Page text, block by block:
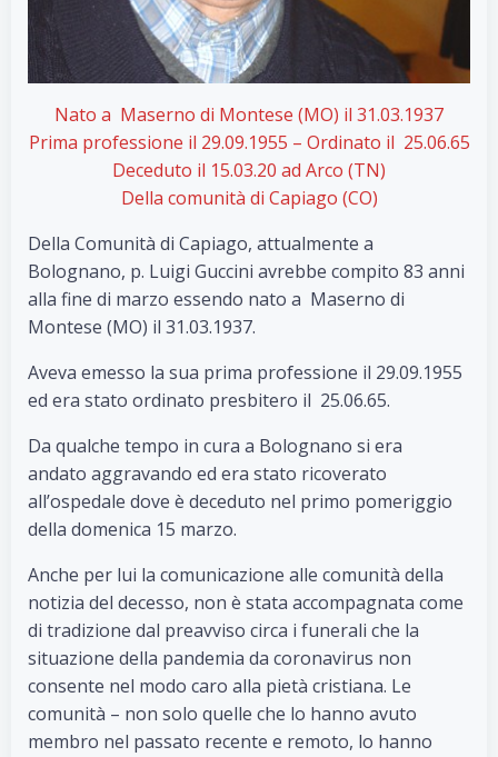
Nato a Maserno di Montese (MO) il 31.03.1937
Prima professione il 29.09.1955 – Ordinato il 25.06.65
Deceduto il 15.03.20 ad Arco (TN)
Della comunità di Capiago (CO)
Della Comunità di Capiago, attualmente a
Bolognano, p. Luigi Guccini avrebbe compito 83 anni
alla fine di marzo essendo nato a Maserno di
Montese (MO) il 31.03.1937.
Aveva emesso la sua prima professione il 29.09.1955
ed era stato ordinato presbitero il 25.06.65.
Da qualche tempo in cura a Bolognano si era
andato aggravando ed era stato ricoverato
all’ospedale dove è deceduto nel primo pomeriggio
della domenica 15 marzo.
Anche per lui la comunicazione alle comunità della
notizia del decesso, non è stata accompagnata come
di tradizione dal preavviso circa i funerali che la
situazione della pandemia da coronavirus non
consente nel modo caro alla pietà cristiana. Le
comunità – non solo quelle che lo hanno avuto
membro nel passato recente e remoto, lo hanno